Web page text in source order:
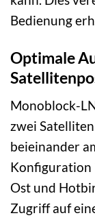
Bedienung
Optimale
Monoblock-
zwei
beieinander
Konfiguration
Ost und
Zugriff auf